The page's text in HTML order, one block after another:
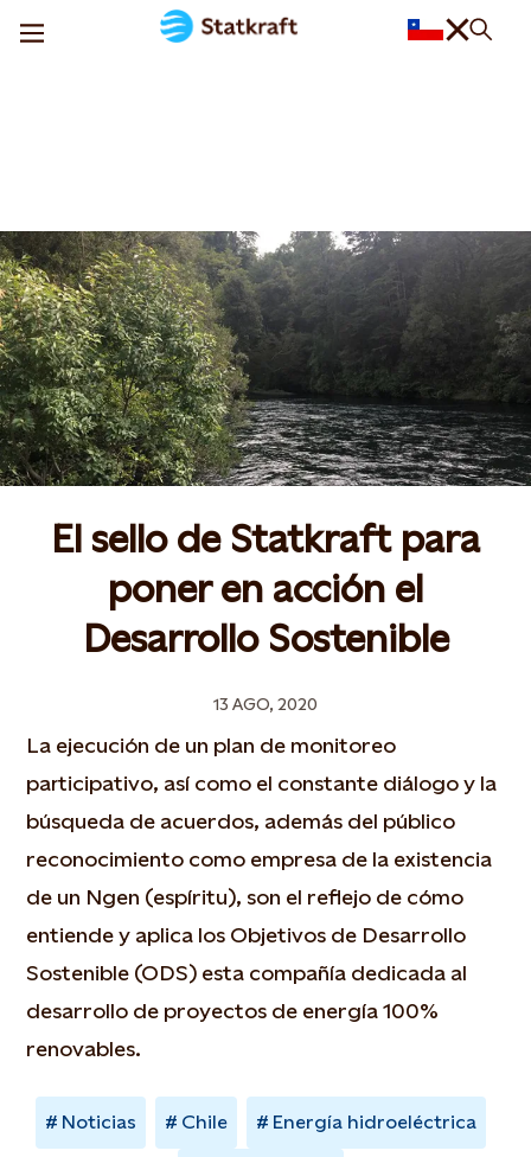
El sello de Statkraft para
poner en acción el
Desarrollo Sostenible
13 AGO, 2020
La ejecución de un plan de monitoreo
participativo, así como el constante diálogo y la
búsqueda de acuerdos, además del público
reconocimiento como empresa de la existencia
de un Ngen (espíritu), son el reflejo de cómo
entiende y aplica los Objetivos de Desarrollo
Sostenible (ODS) esta compañía dedicada al
desarrollo de proyectos de energía 100%
renovables.
Noticias Chile Energía hidroeléctrica